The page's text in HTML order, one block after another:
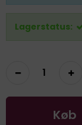
Lagerstatus:
Køb